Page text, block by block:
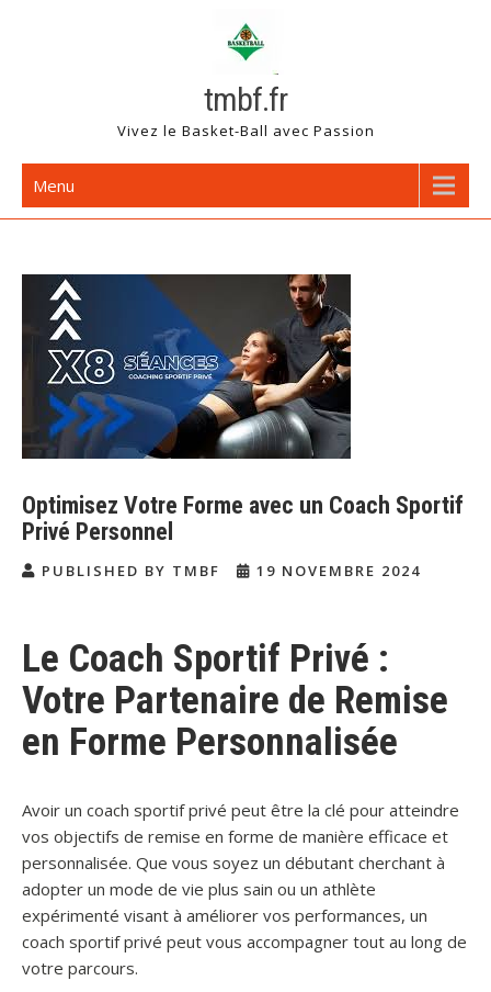
tmbf.fr
Vivez le Basket-Ball avec Passion
Menu
Optimisez Votre Forme avec un Coach Sportif
Privé Personnel
PUBLISHED BY TMBF 19 NOVEMBRE 2024
Le Coach Sportif Privé :
Votre Partenaire de Remise
en Forme Personnalisée
Avoir un coach sportif privé peut être la clé pour atteindre
vos objectifs de remise en forme de manière efficace et
personnalisée. Que vous soyez un débutant cherchant à
adopter un mode de vie plus sain ou un athlète
expérimenté visant à améliorer vos performances, un
coach sportif privé peut vous accompagner tout au long de
votre parcours.